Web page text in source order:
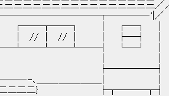
三三三三三三三三三三
｜ ┌─┐
// │ ｜ ├─┤ ｜
└─┘
､＿＿_＿＿_＿
二二二二二}